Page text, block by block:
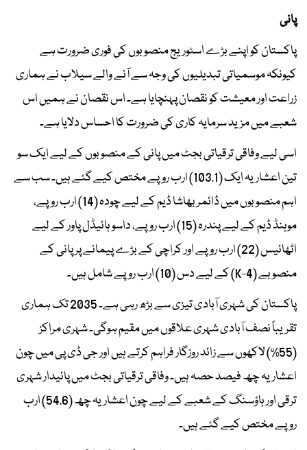
پانی
پاکستان کو اپنے بڑے اسٹوریج منصوبوں کی فوری ضرورت ہے
کیونکہ موسمیاتی تبدیلیوں کی وجہ سے آنے والے سیلاب نے ہماری
زراعت اور معیشت کو نقصان پہنچایا ہے۔ اس نقصان نے ہمیں اس
شعبے میں مزید سرمایہ کاری کی ضرورت کا احساس دلایا ہے۔
اسی لیے وفاقی ترقیاتی بجٹ میں پانی کے منصوبوں کے لیے ایک سو
تین اعشاریہ ایک (103.1) ارب روپے مختص کیے گئے ہیں۔ سب سے
اہم منصوبوں میں ڈائمر بھاشا ڈیم کے لیے چودہ (14) ارب روپے،
موہنڈ ڈیم کے لیے پندرہ (15) ارب روپے، داسو ہائیڈل پاور کے لیے
اٹھائیس (22) ارب روپے اور کراچی کے بڑے پیمانے پر پانی کے
منصوبے (K-4) کے لیے دس (10) ارب روپے شامل ہیں۔
پاکستان کی شہری آبادی تیزی سے بڑھ رہی ہے۔ 2035 تک ہماری
تقریباً نصف آبادی شہری علاقوں میں مقیم ہوگی۔ شہری مراکز
(55%) لاکھوں سے زائد روزگار فراہم کرتے ہیں اور جی ڈی پی میں چون
اعشاریہ چھ فیصد حصہ ہیں۔ وفاقی ترقیاتی بجٹ میں پائیدار شہری
ترقی اور ہاؤسنگ کے شعبے کے لیے چون اعشاریہ چھ (54.6) ارب
روپے مختص کیے گئے ہیں۔